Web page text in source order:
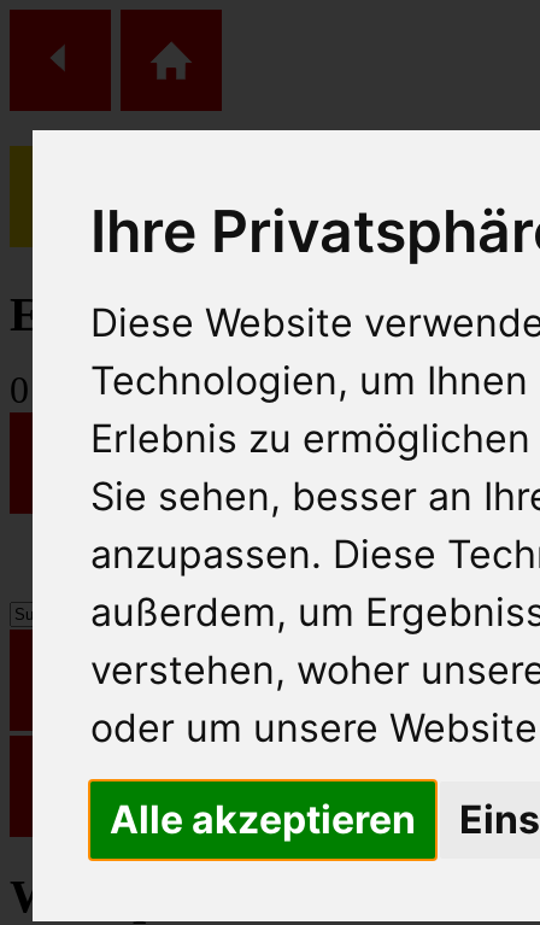
Ihre
Diese Website
Technologien, um
Erlebnis zu
Sie sehen, besser an
anzupassen. Diese
außerdem, um
verstehen, woher
oder um unsere
Alle akzeptieren
(0)
Einkaufs Wagen
0 Artikel
Waldquelle Frucht